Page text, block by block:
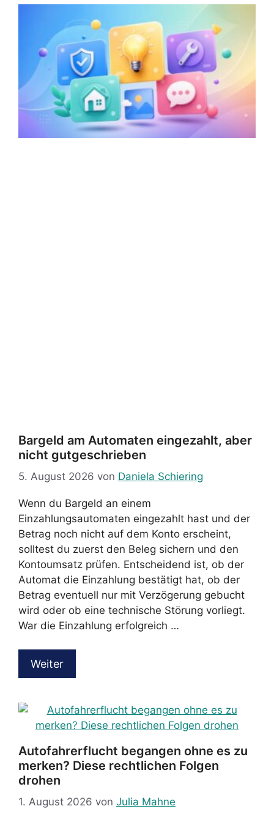
Bargeld am Automaten eingezahlt, aber
nicht gutgeschrieben
5. August 2026 von Daniela Schiering
Wenn du Bargeld an einem
Einzahlungsautomaten eingezahlt hast und der
Betrag noch nicht auf dem Konto erscheint,
solltest du zuerst den Beleg sichern und den
Kontoumsatz prüfen. Entscheidend ist, ob der
Automat die Einzahlung bestätigt hat, ob der
Betrag eventuell nur mit Verzögerung gebucht
wird oder ob eine technische Störung vorliegt.
War die Einzahlung erfolgreich …
Weiter
Autofahrerflucht begangen ohne es zu
merken? Diese rechtlichen Folgen
drohen
1. August 2026 von Julia Mahne